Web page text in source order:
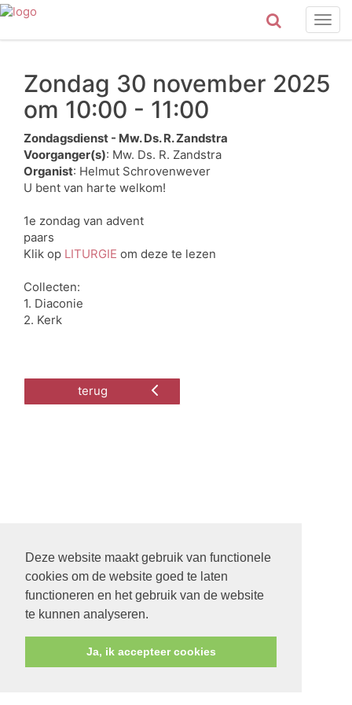
Deze website maakt gebruik van functionele
cookies om de website goed te laten
functioneren en het gebruik van de website
te kunnen analyseren.
Ja, ik accepteer cookies
Zondag 30 november 2025
om 10:00 - 11:00
Zondagsdienst - Mw. Ds. R. Zandstra
Voorganger(s): Mw. Ds. R. Zandstra
Organist: Helmut Schrovenwever
U bent van harte welkom!
1e zondag van advent
paars
Klik op LITURGIE om deze te lezen
Collecten:
1. Diaconie
2. Kerk
terug